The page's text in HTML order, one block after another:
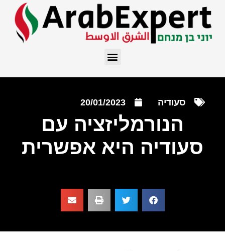
סעודיה 20/01/2023
הנורמליזציה עם
סעודיה היא אפשרית